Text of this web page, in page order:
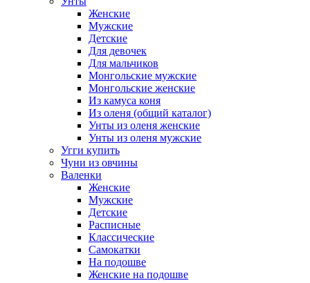
Женские
Мужские
Детские
Для девочек
Для мальчиков
Монгольские мужские
Монгольские женские
Из камуса коня
Из оленя (общий каталог)
Унты из оленя женские
Унты из оленя мужские
Угги купить
Чуни из овчины
Валенки
Женские
Мужские
Детские
Расписные
Классические
Самокатки
На подошве
Женские на подошве